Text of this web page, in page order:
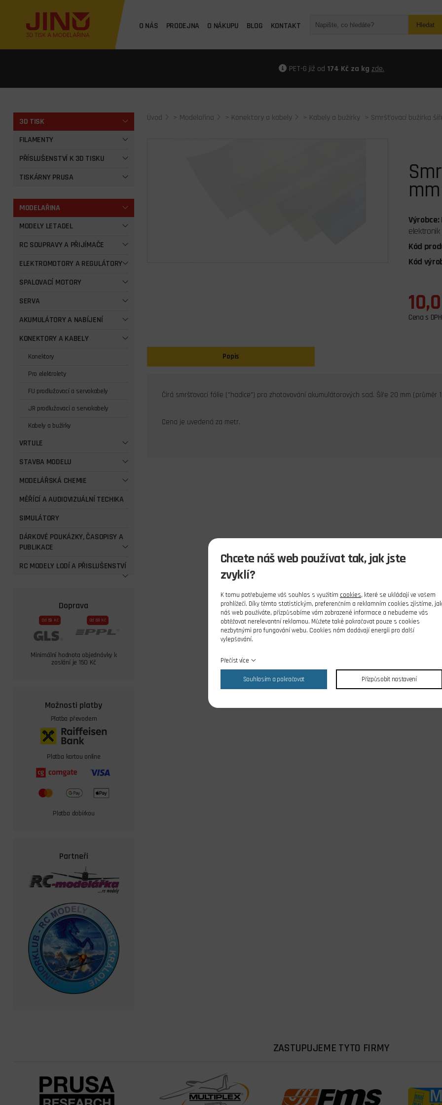
O NÁS PRODEJNA O NÁKUPU BLOG KONTAKT Hledat
PET-G již od 174 Kč za kg zde.
3D TISK
FILAMENTY
PŘÍSLUŠENSTVÍ K 3D TISKU
TISKÁRNY PRUSA
MODELAŘINA
MODELY LETADEL
RC SOUPRAVY A PŘIJÍMAČE
ELEKTROMOTORY A REGULÁTORY
SPALOVACÍ MOTORY
SERVA
AKUMULÁTORY A NABÍJENÍ
KONEKTORY A KABELY
Konektory
Pro elektrolety
FU prodlužovací a servokabely
JR prodlužovací a servokabely
Kabely a bužírky
VRTULE
STAVBA MODELU
MODELÁŘSKÁ CHEMIE
MĚŘÍCÍ A AUDIOVIZUÁLNÍ TECHIKA
SIMULÁTORY
DÁRKOVÉ POUKÁZKY, ČASOPISY A
PUBLIKACE
RC MODELY LODÍ A PŘISLUŠENSTVÍ
Doprava
Od 59 Kč Od 69 Kč
Minimální hodnota objednávky k
zaslání je 150 Kč
Možnosti platby
Platba převodem
Platba kartou online
Platba dobírkou
Partneři
Úvod > Modelařina > Konektory a kabely > Kabely a bužírky > Smršťovací bužírka
mm
Výrobce:
elektronik
Kód
Kód
Cena s DPH
Popis
Čirá smršťovací fólie ("hadice") pro zhotovování akumulátorových sad. Šíře 20 mm (průměr
Cena je uvedená za metr.
ZASTUPUJEME TYTO FIRMY
Chcete náš web používat tak, jak jste
zvyklí?
K tomu potřebujeme váš souhlas s využitím cookies, které se ukládají ve vašem
prohlížeči. Díky těmto statistickým, preferenčním a reklamním cookies zjistíme, jak
náš web používáte, přizpůsobíme vám zobrazené informace a nebudeme vás
obtěžovat nerelevantní reklamou. Můžete také pokračovat pouze s cookies
nezbytnými pro fungování webu. Cookies nám dodávají energii pro další
vylepšování.
Přečíst více
Souhlasím a pokračovat Přizpůsobit nastavení